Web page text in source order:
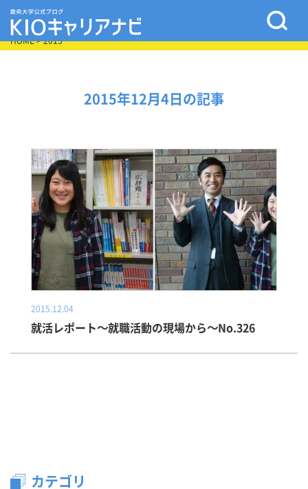
HOME> 2015
2015年12月4日の記事
2015.12.04
就活レポート～就職活動の現場から～No.326
カテゴリ